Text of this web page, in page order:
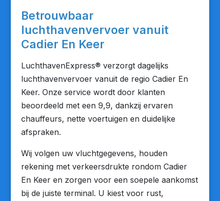
Betrouwbaar
luchthavenvervoer vanuit
Cadier En Keer
LuchthavenExpress® verzorgt dagelijks
luchthavenvervoer vanuit de regio Cadier En
Keer. Onze service wordt door klanten
beoordeeld met een 9,9, dankzij ervaren
chauffeurs, nette voertuigen en duidelijke
afspraken.
Wij volgen uw vluchtgegevens, houden
rekening met verkeersdrukte rondom Cadier
En Keer en zorgen voor een soepele aankomst
bij de juiste terminal. U kiest voor rust,